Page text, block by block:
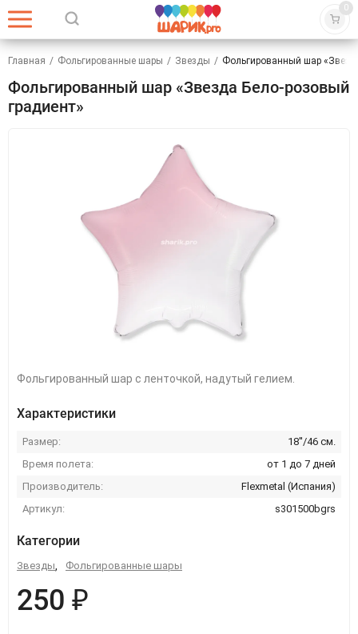
0
Главная / Фольгированные шары / Звезды / Фольгированный шар
Фольгированный шар «Звезда Бело-розовый
градиент»
Фольгированный шар с ленточкой, надутый гелием.
Характеристики
Размер:
18''/46 см.
Время полета:
от 1 до 7 дней
Производитель:
Flexmetal (Испания)
Артикул:
s301500bgrs
Категории
Звезды, Фольгированные шары
250 ₽